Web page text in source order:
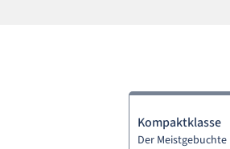
Kompaktklasse
Der